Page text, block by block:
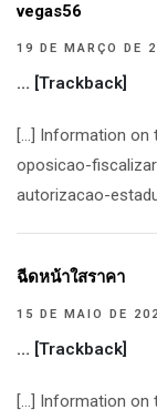
vegas56
19 DE MARÇO DE
… [Trackback]
[…] Information on
oposicao-
autorizacao-
ฉีดหน้าใสราคา
15 DE MAIO DE
… [Trackback]
[…] Information on